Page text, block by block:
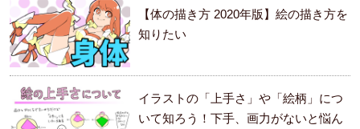
【体の描き方 2020年版】絵の描き方を
知りたい
イラストの「上手さ」や「絵柄」につ
いて知ろう！下手、画力がないと悩ん